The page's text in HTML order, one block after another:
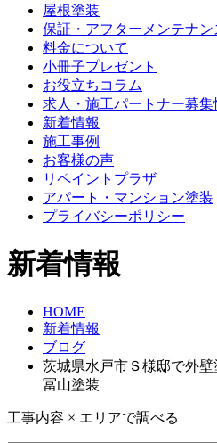
屋根塗装
保証・アフターメンテナン
料金について
小冊子プレゼント
お役立ちコラム
求人・施工パートナー募集
新着情報
施工事例
お客様の声
リペイントプラザ
アパート・マンション塗装
プライバシーポリシー
新着情報
HOME
新着情報
ブログ
茨城県水戸市Ｓ様邸で外
冨山塗装
工事内容 × エリアで調べる